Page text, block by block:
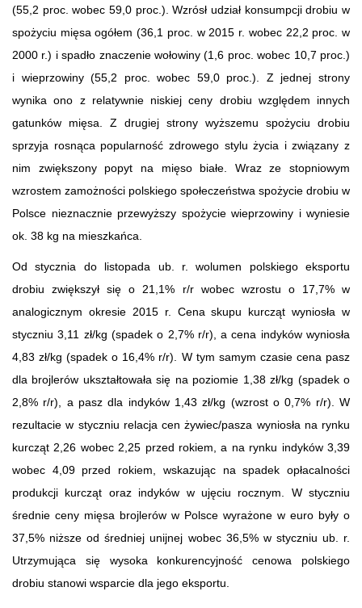
(55,2 proc. wobec 59,0 proc.). Wzrósł udział konsumpcji drobiu w
spożyciu mięsa ogółem (36,1 proc. w 2015 r. wobec 22,2 proc. w
2000 r.) i spadło znaczenie wołowiny (1,6 proc. wobec 10,7 proc.)
i wieprzowiny (55,2 proc. wobec 59,0 proc.). Z jednej strony
wynika ono z relatywnie niskiej ceny drobiu względem innych
gatunków mięsa. Z drugiej strony wyższemu spożyciu drobiu
sprzyja rosnąca popularność zdrowego stylu życia i związany z
nim zwiększony popyt na mięso białe. Wraz ze stopniowym
wzrostem zamożności polskiego społeczeństwa spożycie drobiu w
Polsce nieznacznie przewyższy spożycie wieprzowiny i wyniesie
ok. 38 kg na mieszkańca.
Od stycznia do listopada ub. r. wolumen polskiego eksportu
drobiu zwiększył się o 21,1% r/r wobec wzrostu o 17,7% w
analogicznym okresie 2015 r. Cena skupu kurcząt wyniosła w
styczniu 3,11 zł/kg (spadek o 2,7% r/r), a cena indyków wyniosła
4,83 zł/kg (spadek o 16,4% r/r). W tym samym czasie cena pasz
dla brojlerów ukształtowała się na poziomie 1,38 zł/kg (spadek o
2,8% r/r), a pasz dla indyków 1,43 zł/kg (wzrost o 0,7% r/r). W
rezultacie w styczniu relacja cen żywiec/pasza wyniosła na rynku
kurcząt 2,26 wobec 2,25 przed rokiem, a na rynku indyków 3,39
wobec 4,09 przed rokiem, wskazując na spadek opłacalności
produkcji kurcząt oraz indyków w ujęciu rocznym. W styczniu
średnie ceny mięsa brojlerów w Polsce wyrażone w euro były o
37,5% niższe od średniej unijnej wobec 36,5% w styczniu ub. r.
Utrzymująca się wysoka konkurencyjność cenowa polskiego
drobiu stanowi wsparcie dla jego eksportu.